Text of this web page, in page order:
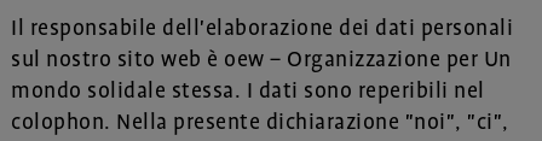
Il responsabile dell'elaborazione dei dati personali
sul nostro sito web è oew – Organizzazione per Un
mondo solidale stessa. I dati sono reperibili nel
colophon. Nella presente dichiarazione "noi", "ci",